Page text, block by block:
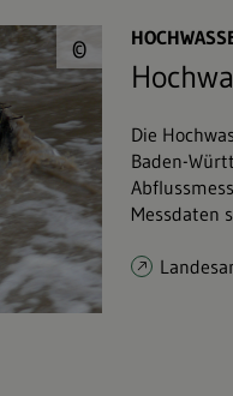
© © WBW
Die
Baden-
Messdaten